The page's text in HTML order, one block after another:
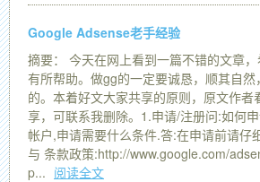
Google Adsense老手经验
摘要： 今天在网上看到一篇不错的文章
有所帮助。做gg的一定要诚恳，顺其自
的。本着好文大家共享的原则，原文作者
享，可联系我删除。1.申请/注册问:如何
帐户,申请需要什么条件.答:在申请前请仔
与 条款政策:http://www.google.com/
p... 阅读全文